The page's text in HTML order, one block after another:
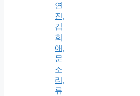
연
진,
김
희
애,
문
소
리,
류